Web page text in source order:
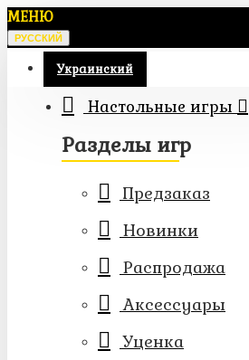
МЕНЮ
РУССКИЙ
Украинский
Настольные игры
Разделы игр
Предзаказ
Новинки
Распродажа
Аксессуары
Уценка